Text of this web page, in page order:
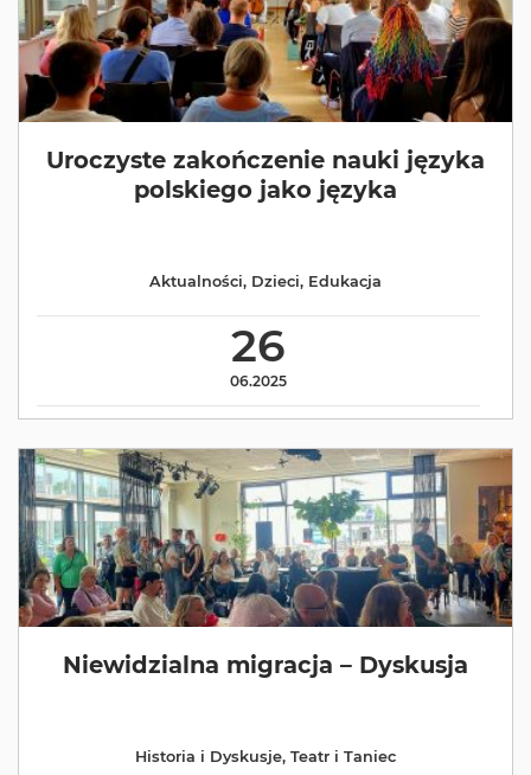
Uroczyste zakończenie nauki języka
polskiego jako języka
26
06.2025
Aktualności, Dzieci, Edukacja
Niewidzialna migracja – Dyskusja
Historia i Dyskusje, Teatr i Taniec